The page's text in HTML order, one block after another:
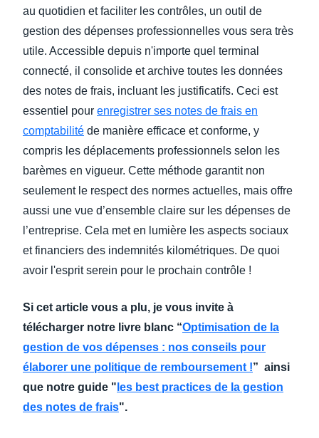
au quotidien et faciliter les contrôles, un outil de
gestion des dépenses professionnelles vous sera très
utile. Accessible depuis n'importe quel terminal
connecté, il consolide et archive toutes les données
des notes de frais, incluant les justificatifs. Ceci est
essentiel pour enregistrer ses notes de frais en
comptabilité de manière efficace et conforme, y
compris les déplacements professionnels selon les
barèmes en vigueur. Cette méthode garantit non
seulement le respect des normes actuelles, mais offre
aussi une vue d’ensemble claire sur les dépenses de
l’entreprise. Cela met en lumière les aspects sociaux
et financiers des indemnités kilométriques. De quoi
avoir l'esprit serein pour le prochain contrôle !
Si cet article vous a plu, je vous invite à
télécharger notre livre blanc “Optimisation de la
gestion de vos dépenses : nos conseils pour
élaborer une politique de remboursement !” ainsi
que notre guide " les best practices de la gestion
des notes de frais".